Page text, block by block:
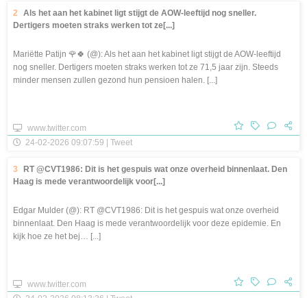
2
Als het aan het kabinet ligt stijgt de AOW-leeftijd nog sneller.
Dertigers moeten straks werken tot ze[...]
Mariëtte Patijn 🌹🍀 (@): Als het aan het kabinet ligt stijgt de AOW-leeftijd
nog sneller. Dertigers moeten straks werken tot ze 71,5 jaar zijn. Steeds
minder mensen zullen gezond hun pensioen halen. [...]
www.twitter.com
24-02-2026 09:07:59 | Tweet
3
RT @CVT1986: Dit is het gespuis wat onze overheid binnenlaat. Den
Haag is mede verantwoordelijk voor[...]
Edgar Mulder (@): RT @CVT1986: Dit is het gespuis wat onze overheid
binnenlaat. Den Haag is mede verantwoordelijk voor deze epidemie. En
kijk hoe ze het bej… [...]
www.twitter.com